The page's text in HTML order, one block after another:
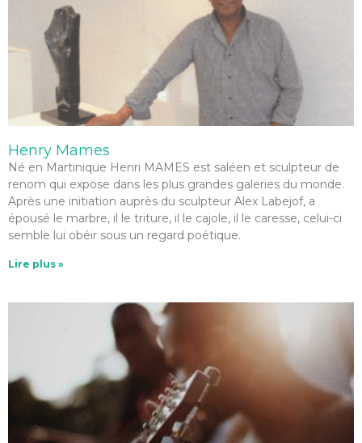
Henry Mames
Né en Martinique Henri MAMES est saléen et sculpteur de
renom qui expose dans les plus grandes galeries du monde.
Après une initiation auprès du sculpteur Alex Labejof, a
épousé le marbre, il le triture, il le cajole, il le caresse, celui-ci
semble lui obéir sous un regard poétique.
Lire plus »